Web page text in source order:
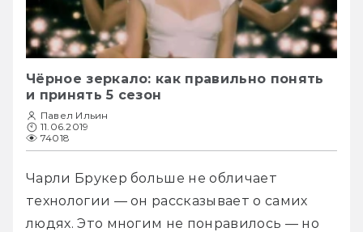
Чёрное зеркало: как правильно понять
и принять 5 сезон
Павел Ильин
11.06.2019
74018
Чарли Брукер больше не обличает
технологии — он рассказывает о самих
людях. Это многим не понравилось — но